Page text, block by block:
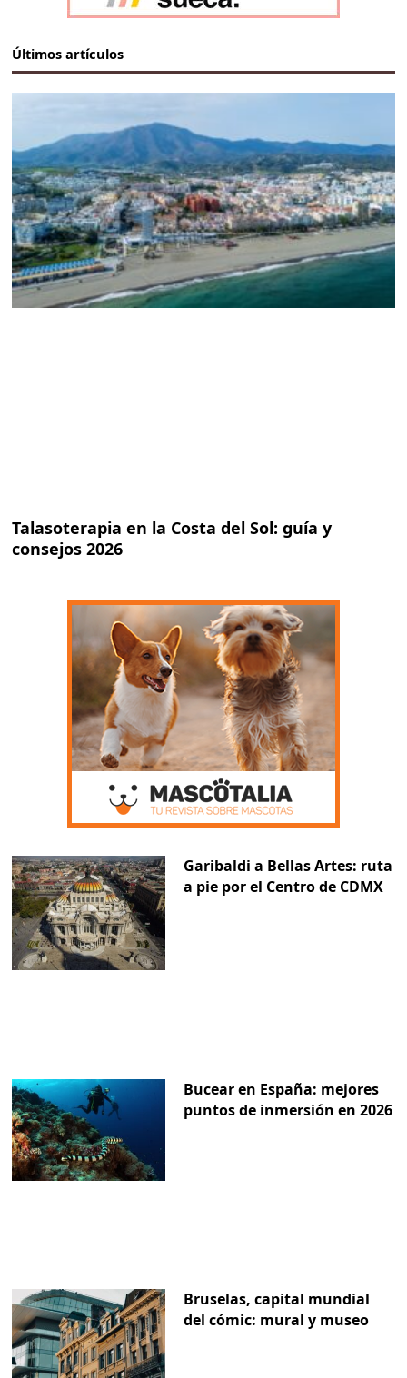
Últimos artículos
Talasoterapia en la Costa del Sol: guía y
consejos 2026
Garibaldi a Bellas Artes: ruta
a pie por el Centro de CDMX
Bucear en España: mejores
puntos de inmersión en 2026
Bruselas, capital mundial
del cómic: mural y museo